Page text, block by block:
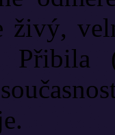
živý,
Přibila